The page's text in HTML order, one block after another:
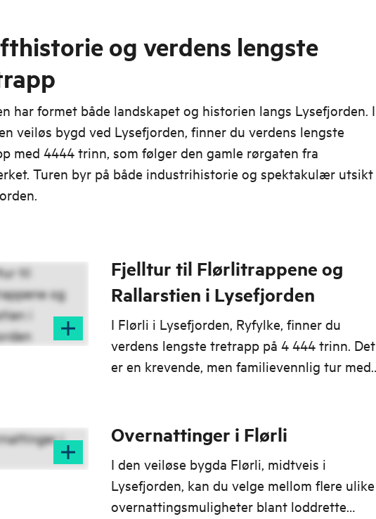
og verdens lengste
har formet både landskapet og historien langs Lysefjorden. I
veiløs bygd ved Lysefjorden, finner du verdens lengste
med 4444 trinn, som følger den gamle rørgaten fra
Turen byr på både industrihistorie og spektakulær utsikt
Fjelltur til Flørlitrappene og
Rallarstien i Lysefjorden
I Flørli i Lysefjorden, Ryfylke, finner du
verdens lengste tretrapp på 4 444 trinn. Det
er en krevende, men familievennlig tur med
Overnattinger i Flørli
I den veiløse bygda Flørli, midtveis i
Lysefjorden, kan du velge mellom flere ulike
overnattingsmuligheter blant loddrette